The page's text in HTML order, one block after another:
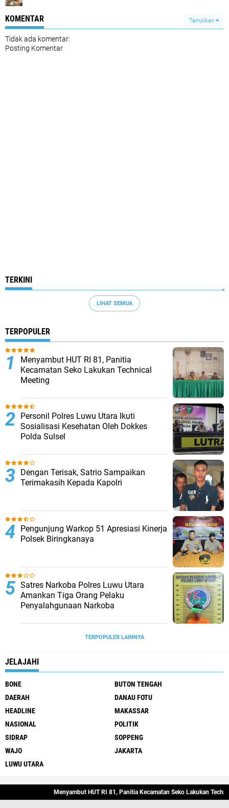
KOMENTAR Tampilkan
Tidak ada komentar:
Posting Komentar
TERKINI
LIHAT SEMUA
TERPOPULER
Menyambut HUT RI 81, Panitia
Kecamatan Seko Lakukan Technical
Meeting
Personil Polres Luwu Utara Ikuti
Sosialisasi Kesehatan Oleh Dokkes
Polda Sulsel
Dengan Terisak, Satrio Sampaikan
Terimakasih Kepada Kapolri
Pengunjung Warkop 51 Apresiasi Kinerja
Polsek Biringkanaya
Satres Narkoba Polres Luwu Utara
Amankan Tiga Orang Pelaku
Penyalahgunaan Narkoba
TERPOPULER LAINNYA
JELAJAHI
BONE
BUTON TENGAH
DAERAH
DANAU FOTU
HEADLINE
MAKASSAR
NASIONAL
POLITIK
SIDRAP
SOPPENG
WAJO
JAKARTA
LUWU UTARA
Stay Connected
Menyambut HUT RI 81, Panitia Kecamatan Seko Lakukan